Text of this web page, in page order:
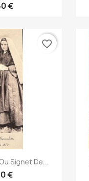
€
rapide
Signet De...
€
favorite_border